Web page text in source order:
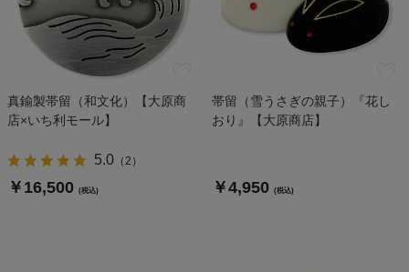
真鍮製帯留（和文化）【大原商
店×いち利モール】
5.0（2 ）
￥16,500 (税込)
帯留（雪うさぎの親子）『花し
おり』【大原商店】
￥4,950 (税込)